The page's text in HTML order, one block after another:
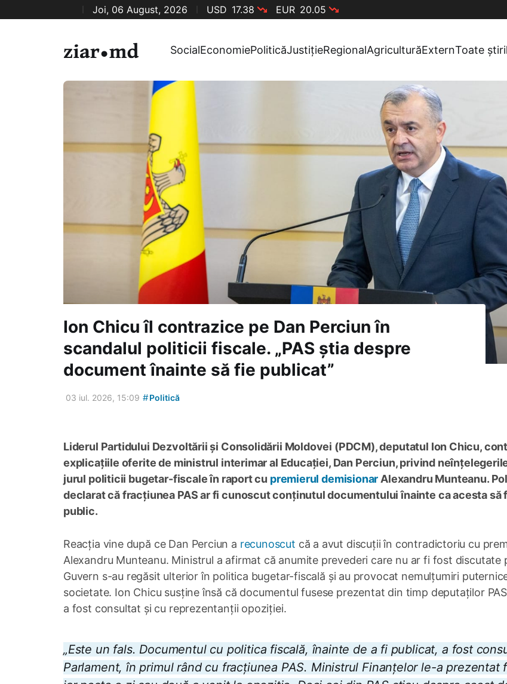
Joi, 06 August, 2026 USD 17.38 EUR 20.05
SocialEconomiePoliticăJustițieRegionalAgriculturăExternToate
Ion Chicu îl contrazice pe Dan Perciun în
scandalul politicii fiscale. „PAS știa despre
document înainte să fie publicat”
03 iul. 2026, 15:09 #Politică
Liderul Partidului Dezvoltării și Consolidării Moldovei (PDCM), deputatul Ion Chicu,
explicațiile oferite de ministrul interimar al Educației, Dan Perciun, privind
jurul politicii bugetar-fiscale în raport cu premierul demisionarAlexandru Munteanu.
declarat că fracțiunea PAS ar fi cunoscut conținutul documentului înainte ca acesta să
public.
Reacția vine după ce Dan Perciun a recunoscut că a avut discuții în contradictoriu cu
Alexandru Munteanu. Ministrul a afirmat că anumite prevederi care nu ar fi fost discutate
Guvern s-au regăsit ulterior în politica bugetar-fiscală și au provocat nemulțumiri
societate. Ion Chicu susține însă că documentul fusese prezentat din timp deputaților
a fost consultat și cu reprezentanții opoziției.
„Este un fals. Documentul cu politica fiscală, înainte de a fi publicat, a fost
Parlament, în primul rând cu fracțiunea PAS. Ministrul Finanțelor le-a prezentat